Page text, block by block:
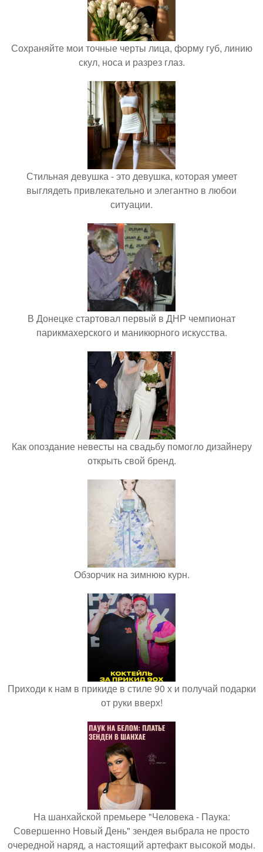
Сохраняйте мои точные черты лица, форму губ, линию
скул, носа и разрез глаз.
Стильная девушка - это девушка, которая умеет
выглядеть привлекательно и элегантно в любои
ситуации.
В Донецке стартовал первый в ДНР чемпионат
парикмахерского и маникюрного искусства.
Как опоздание невесты на свадьбу помогло дизайнеру
открыть свой бренд.
Обзорчик на зимнюю курн.
Приходи к нам в прикиде в стиле 90 х и получай подарки
от руки вверх!
На шанхайской премьере "Человека - Паука:
Совершенно Новый День" зендея выбрала не просто
очередной наряд, а настоящий артефакт высокой моды.